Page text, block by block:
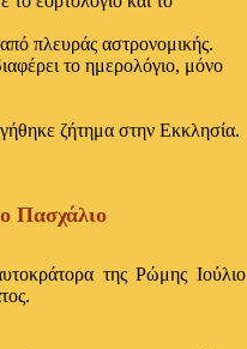
πλευράς αστρονομικής.
το ημερολόγιο, μόνο
ζήτημα στην Εκκλησία.
Πασχάλιο
της Ρώμης Ιούλιο